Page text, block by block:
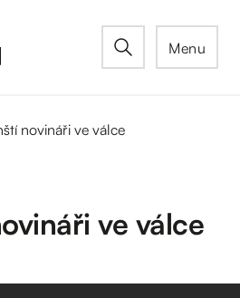
Menu
novináři ve válce
ve válce